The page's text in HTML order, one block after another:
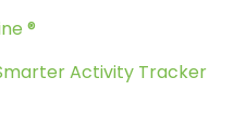
®
Activity Tracker